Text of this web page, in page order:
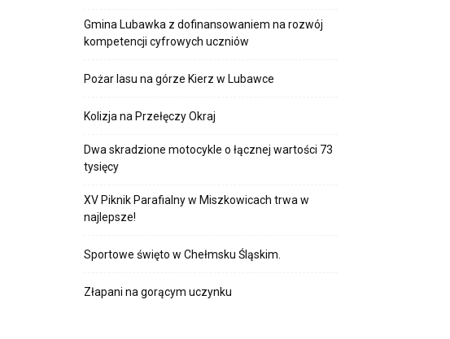
Gmina Lubawka z dofinansowaniem na rozwój
kompetencji cyfrowych uczniów
Pożar lasu na górze Kierz w Lubawce
Kolizja na Przełęczy Okraj
Dwa skradzione motocykle o łącznej wartości 73
tysięcy
XV Piknik Parafialny w Miszkowicach trwa w
najlepsze!
Sportowe święto w Chełmsku Śląskim.
Złapani na gorącym uczynku